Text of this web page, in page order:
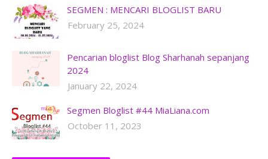
SEGMEN : MENCARI BLOGLIST BARU
February 25, 2024
Pencarian bloglist Blog Sharhanah sepanjang
2024
January 22, 2024
Segmen Bloglist #44 MiaLiana.com
October 11, 2023